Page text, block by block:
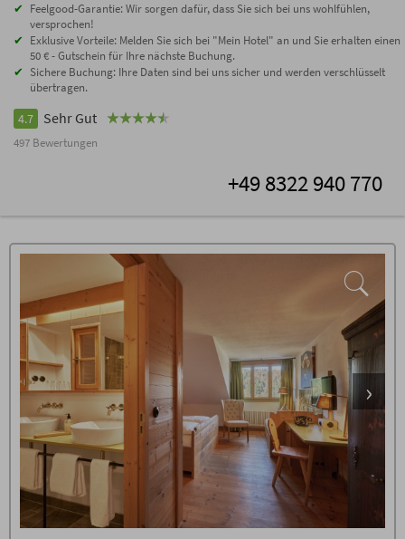
Feelgood-Garantie: Wir sorgen dafür, dass Sie sich bei uns wohlfühlen,
versprochen!
Exklusive Vorteile: Melden Sie sich bei "Mein Hotel" an und Sie erhalten einen
50 € - Gutschein für Ihre nächste Buchung.
Sichere Buchung: Ihre Daten sind bei uns sicher und werden verschlüsselt
übertragen.
4.7 Sehr Gut
497 Bewertungen
+49 8322 940 770